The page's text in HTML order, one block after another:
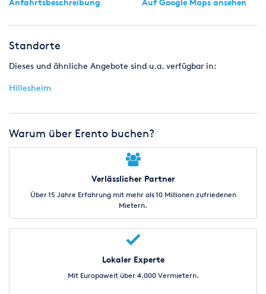
Anfahrtsbeschreibung Auf Google Maps ansehen
Standorte
Dieses und ähnliche Angebote sind u.a. verfügbar in:
Hillesheim
Warum über Erento buchen?
Verlässlicher Partner
Über 15 Jahre Erfahrung mit mehr als 10 Millionen zufriedenen
Mietern.
Lokaler Experte
Mit Europaweit über 4.000 Vermietern.